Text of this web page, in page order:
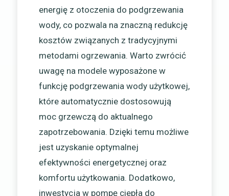
energię z otoczenia do podgrzewania
wody, co pozwala na znaczną redukcję
kosztów związanych z tradycyjnymi
metodami ogrzewania. Warto zwrócić
uwagę na modele wyposażone w
funkcję podgrzewania wody użytkowej,
które automatycznie dostosowują
moc grzewczą do aktualnego
zapotrzebowania. Dzięki temu możliwe
jest uzyskanie optymalnej
efektywności energetycznej oraz
komfortu użytkowania. Dodatkowo,
inwestycja w pompę ciepła do